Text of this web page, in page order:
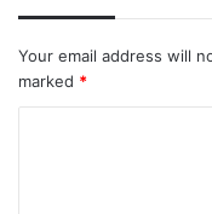
Your email address will
marked *